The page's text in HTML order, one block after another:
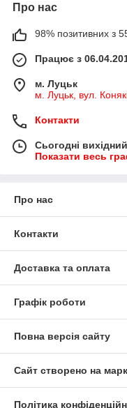
Про нас
98% позитивних з 55
Працює з
м. Луцьк
м. Луцьк, вул.
Контакти
Сьогодні вихідний
Показати весь
Про нас
Контакти
Доставка та оплата
Графік роботи
Повна версія сайту
Сайт створено на
Політика